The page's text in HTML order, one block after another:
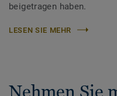
beigetragen haben.
LESEN SIE MEHR
Nehmen Sie